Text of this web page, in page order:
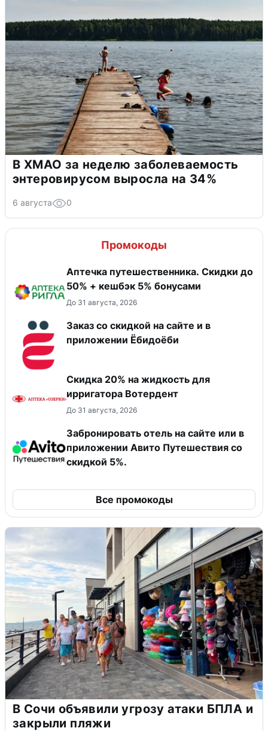
В ХМАО за неделю заболеваемость
энтеровирусом выросла на 34%
6 августа 0
Промокоды
Аптечка путешественника. Скидки до
50% + кешбэк 5% бонусами
До 31 августа, 2026
Заказ со скидкой на сайте и в
приложении Ёбидоёби
Скидка 20% на жидкость для
ирригатора Вотердент
До 31 августа, 2026
Забронировать отель на сайте или в
приложении Авито Путешествия со
скидкой 5%.
Все промокоды
В Сочи объявили угрозу атаки БПЛА и
закрыли пляжи